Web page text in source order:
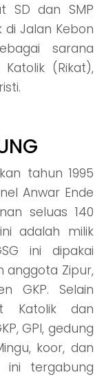
SD dan SMP
di Jalan Kebon
sarana
(Rikat),
tahun 1995
Anwar Ende
seluas 140
ini adalah milik
ini dipakai
anggota Zipur,
GKP. Selain
Katolik dan
GPI, gedung
koor, dan
ini tergabung